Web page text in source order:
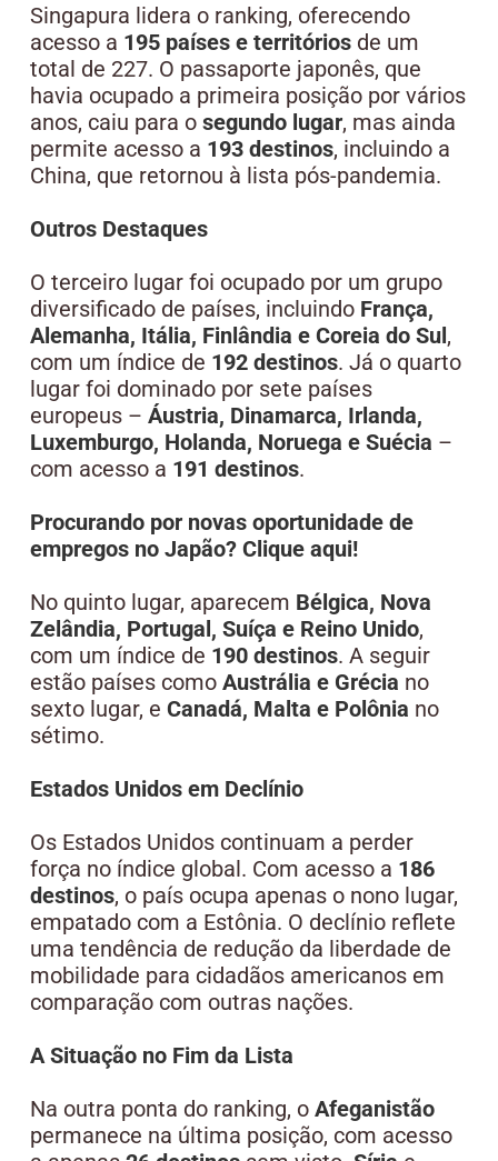
Singapura lidera o ranking, oferecendo
acesso a 195 países e territóriosde um
total de 227. O passaporte japonês, que
havia ocupado a primeira posição por vários
anos, caiu para o segundo lugar, mas ainda
permite acesso a 193 destinos, incluindo a
China, que retornou à lista pós-pandemia.
Outros Destaques
O terceiro lugar foi ocupado por um grupo
diversificado de países, incluindo França,
Alemanha, Itália, Finlândia e Coreia do Sul,
com um índice de 192 destinos. Já o quarto
lugar foi dominado por sete países
europeus – Áustria, Dinamarca, Irlanda,
Luxemburgo, Holanda, Noruega e Suécia –
com acesso a 191 destinos.
Procurando por novas oportunidade de
empregos no Japão? Clique aqui!
No quinto lugar, aparecem Bélgica, Nova
Zelândia, Portugal, Suíça e Reino Unido,
com um índice de 190 destinos. A seguir
estão países como Austrália e Grécia no
sexto lugar, e Canadá, Malta e Polônia no
sétimo.
Estados Unidos em Declínio
Os Estados Unidos continuam a perder
força no índice global. Com acesso a 186
destinos, o país ocupa apenas o nono lugar,
empatado com a Estônia. O declínio reflete
uma tendência de redução da liberdade de
mobilidade para cidadãos americanos em
comparação com outras nações.
A Situação no Fim da Lista
Na outra ponta do ranking, o Afeganistão
permanece na última posição, com acesso